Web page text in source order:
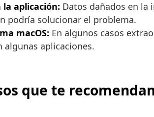
aplicación: Datos dañados en la
podría solucionar el problema.
macOS: En algunos casos
aplicaciones.
que te